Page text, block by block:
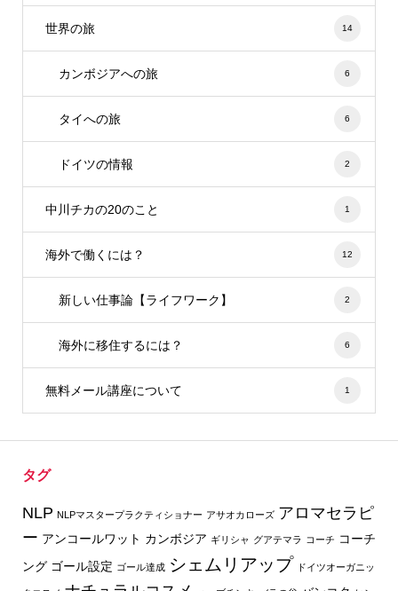
世界の旅 14
カンボジアへの旅 6
タイへの旅 6
ドイツの情報 2
中川チカの20のこと 1
海外で働くには？ 12
新しい仕事論【ライフワーク】 2
海外に移住するには？ 6
無料メール講座について 1
タグ
NLP NLPマスタープラクティショナー アサオカローズ アロマセラピ
ー アンコールワット カンボジア ギリシャ グアテマラ コーチ コーチ
ング ゴール設定 ゴール達成 シェムリアップ ドイツオーガニッ